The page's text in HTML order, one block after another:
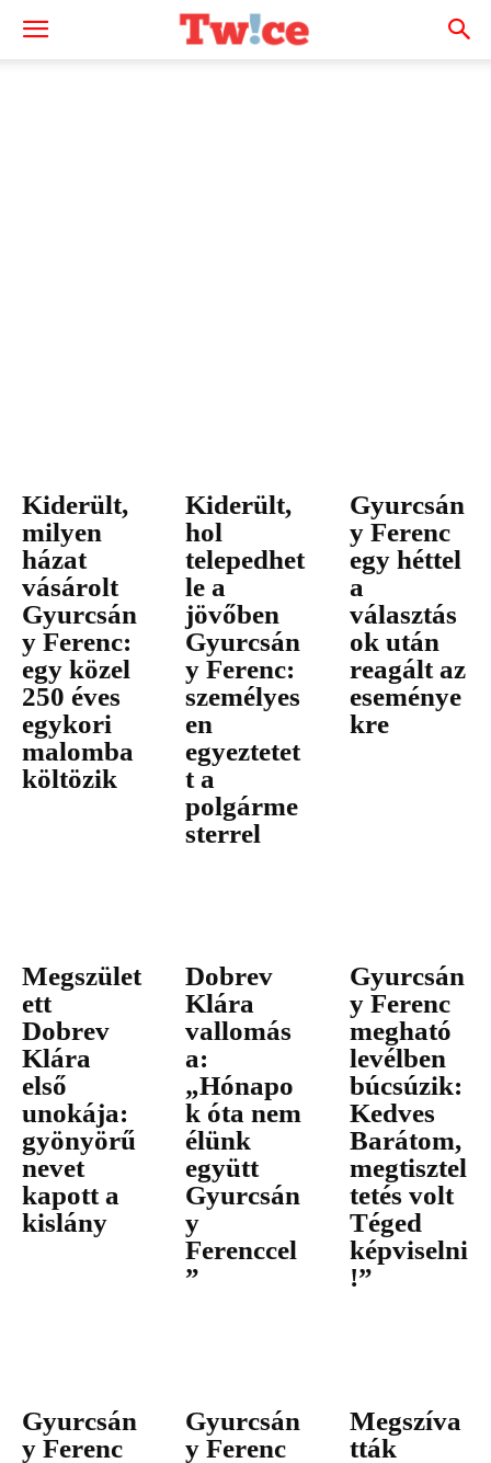
Kiderült,
milyen
házat
vásárolt
Gyurcsán
y Ferenc:
egy közel
250 éves
egykori
malomba
költözik
Kiderült,
hol
telepedhet
le a
jövőben
Gyurcsán
y Ferenc:
személyes
en
egyeztetet
t a
polgárme
sterrel
Gyurcsán
y Ferenc
egy héttel
a
választás
ok után
reagált az
eseménye
kre
Megszület
ett
Dobrev
Klára
első
unokája:
gyönyörű
nevet
kapott a
kislány
Dobrev
Klára
vallomás
a:
„Hónapo
k óta nem
élünk
együtt
Gyurcsán
y
Ferenccel
”
Gyurcsán
y Ferenc
megható
levélben
búcsúzik:
Kedves
Barátom,
megtisztel
tetés volt
Téged
képviselni
!”
Gyurcsán
y Ferenc
Gyurcsán
y Ferenc
Megszíva
tták